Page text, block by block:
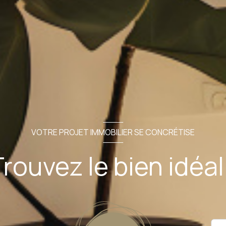
VOTRE PROJET IMMOBILIER SE CONCRÉTISE
le bien